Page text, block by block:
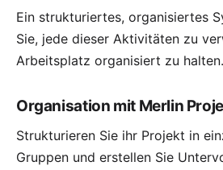
Ein strukturiertes, organisiertes
Sie, jede dieser Aktivitäten zu
Arbeitsplatz organisiert zu halten.
Organisation mit Merlin
Strukturieren Sie ihr Projekt in
Gruppen und erstellen Sie